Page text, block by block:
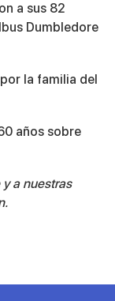
a sus 82
Dumbledore
la familia del
años sobre
a nuestras